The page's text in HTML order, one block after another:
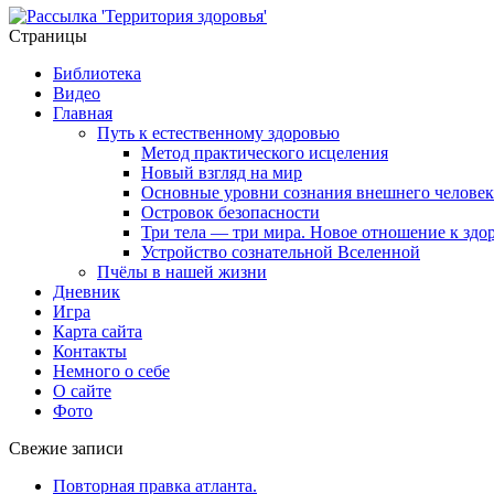
Страницы
Библиотека
Видео
Главная
Путь к естественному здоровью
Метод практического исцеления
Новый взгляд на мир
Основные уровни сознания внешнего
Островок безопасности
Три тела — три мира. Новое отношение к
Устройство сознательной Вселенной
Пчёлы в нашей жизни
Дневник
Игра
Карта сайта
Контакты
Немного о себе
О сайте
Фото
Свежие записи
Повторная правка атланта.